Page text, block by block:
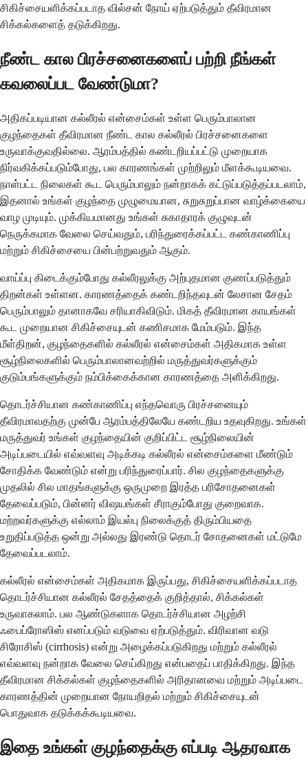
சிகிச்சையளிக்கப்படாத வில்சன் நோய் ஏற்படுத்தும் தீவிரமான
சிக்கல்களைத் தடுக்கிறது.
நீண்ட கால பிரச்சனைகளைப் பற்றி நீங்கள்
கவலைப்பட வேண்டுமா?
அதிகப்படியான கல்லீரல் என்சைம்கள் உள்ள பெரும்பாலான
குழந்தைகள் தீவிரமான நீண்ட கால கல்லீரல் பிரச்சனைகளை
உருவாக்குவதில்லை. ஆரம்பத்தில் கண்டறியப்பட்டு முறையாக
நிர்வகிக்கப்படும்போது, ​​பல காரணங்கள் முற்றிலும் மீளக்கூடியவை.
நாள்பட்ட நிலைகள் கூட பெரும்பாலும் நன்றாகக் கட்டுப்படுத்தப்படலாம்,
இதனால் உங்கள் குழந்தை முழுமையான, சுறுசுறுப்பான வாழ்க்கையை
வாழ முடியும். முக்கியமானது உங்கள் சுகாதாரக் குழுவுடன்
நெருக்கமாக வேலை செய்வதும், பரிந்துரைக்கப்பட்ட கண்காணிப்பு
மற்றும் சிகிச்சையை பின்பற்றுவதும் ஆகும்.
வாய்ப்பு கிடைக்கும்போது கல்லீரலுக்கு அற்புதமான குணப்படுத்தும்
திறன்கள் உள்ளன. காரணத்தைக் கண்டறிந்தவுடன் லேசான சேதம்
பெரும்பாலும் தானாகவே சரியாகிவிடும். மிகத் தீவிரமான காயங்கள்
கூட முறையான சிகிச்சையுடன் கணிசமாக மேம்படும். இந்த
மீள்திறன், குழந்தைகளில் கல்லீரல் என்சைம்கள் அதிகமாக உள்ள
சூழ்நிலைகளில் பெரும்பாலானவற்றில் மருத்துவர்களுக்கும்
குடும்பங்களுக்கும் நம்பிக்கைக்கான காரணத்தை அளிக்கிறது.
தொடர்ச்சியான கண்காணிப்பு எந்தவொரு பிரச்சனையும்
தீவிரமாவதற்கு முன்பே ஆரம்பத்திலேயே கண்டறிய உதவுகிறது. உங்கள்
மருத்துவர் உங்கள் குழந்தையின் குறிப்பிட்ட சூழ்நிலையின்
அடிப்படையில் எவ்வளவு அடிக்கடி கல்லீரல் என்சைம்களை மீண்டும்
சோதிக்க வேண்டும் என்று பரிந்துரைப்பார். சில குழந்தைகளுக்கு
முதலில் சில மாதங்களுக்கு ஒருமுறை இரத்த பரிசோதனைகள்
தேவைப்படும், பின்னர் விஷயங்கள் சீராகும்போது குறைவாக.
மற்றவர்களுக்கு எல்லாம் இயல்பு நிலைக்குத் திரும்பியதை
உறுதிப்படுத்த ஒன்று அல்லது இரண்டு தொடர் சோதனைகள் மட்டுமே
தேவைப்படலாம்.
கல்லீரல் என்சைம்கள் அதிகமாக இருப்பது, சிகிச்சையளிக்கப்படாத
தொடர்ச்சியான கல்லீரல் சேதத்தைக் குறித்தால், சிக்கல்கள்
உருவாகலாம். பல ஆண்டுகளாக தொடர்ச்சியான அழற்சி
ஃபைப்ரோஸிஸ் எனப்படும் வடுவை ஏற்படுத்தும். விரிவான வடு
சிரோசிஸ் (cirrhosis) என்று அழைக்கப்படுகிறது மற்றும் கல்லீரல்
எவ்வளவு நன்றாக வேலை செய்கிறது என்பதைப் பாதிக்கிறது. இந்த
தீவிரமான சிக்கல்கள் குழந்தைகளில் அரிதானவை மற்றும் அடிப்படை
காரணத்தின் முறையான நோயறிதல் மற்றும் சிகிச்சையுடன்
பொதுவாக தடுக்கக்கூடியவை.
இதை உங்கள் குழந்தைக்கு எப்படி ஆதரவாக